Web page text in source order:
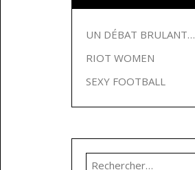
UN DÉBAT BRULANT…
RIOT WOMEN
SEXY FOOTBALL
Rechercher :